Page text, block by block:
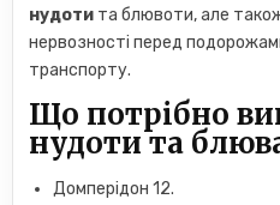
нудоти та блювоти, але
нервозності перед
транспорту.
Що потрібно
нудоти та
Домперідон 12.